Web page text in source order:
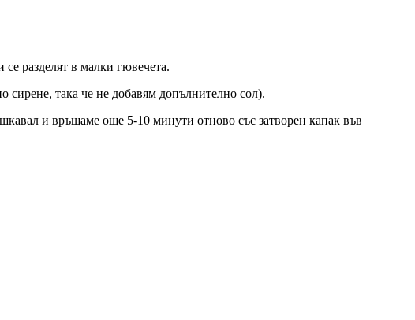
разделят в малки гювечета.
сирене, така че не добавям допълнително сол).
и връщаме още 5-10 минути отново със затворен капак във